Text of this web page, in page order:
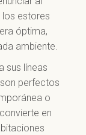
los estores
óptima,
ambiente.
sus líneas
perfectos
o
en